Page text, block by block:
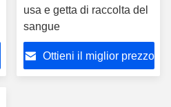
usa e getta di raccolta del
sangue
Ottieni il miglior prezzo